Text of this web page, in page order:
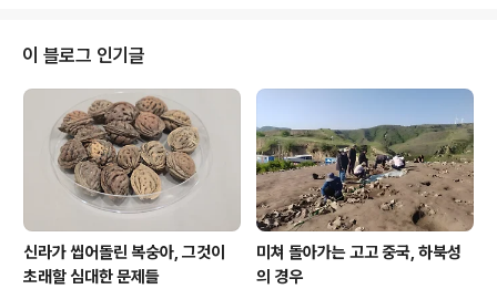
이 블로그 인기글
신라가 씹어돌린 복숭아, 그것이
초래할 심대한 문제들
미쳐 돌아가는 고고 중국, 하북성
의 경우